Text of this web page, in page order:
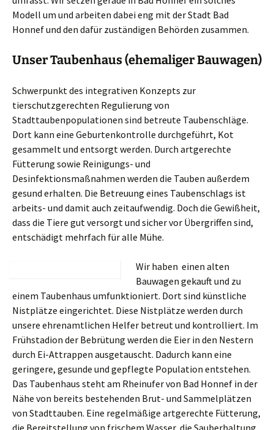
Modell um und arbeiten dabei eng mit der Stadt Bad
Honnef und den dafür zuständigen Behörden zusammen.
Unser Taubenhaus (ehemaliger Bauwagen)
Schwerpunkt des integrativen Konzepts zur
tierschutzgerechten Regulierung von
Stadttaubenpopulationen sind betreute Taubenschläge.
Dort kann eine Geburtenkontrolle durchgeführt, Kot
gesammelt und entsorgt werden. Durch artgerechte
Fütterung sowie Reinigungs- und
Desinfektionsmaßnahmen werden die Tauben außerdem
gesund erhalten. Die Betreuung eines Taubenschlags ist
arbeits- und damit auch zeitaufwendig. Doch die Gewißheit,
dass die Tiere gut versorgt und sicher vor Übergriffen sind,
entschädigt mehrfach für alle Mühe.
Wir haben einen alten
Bauwagen gekauft und zu
einem Taubenhaus umfunktioniert. Dort sind künstliche
Nistplätze eingerichtet. Diese Nistplätze werden durch
unsere ehrenamtlichen Helfer betreut und kontrolliert. Im
Frühstadion der Bebrütung werden die Eier in den Nestern
durch Ei-Attrappen ausgetauscht. Dadurch kann eine
geringere, gesunde und gepflegte Population entstehen.
Das Taubenhaus steht am Rheinufer von Bad Honnef in der
Nähe von bereits bestehenden Brut- und Sammelplätzen
von Stadttauben. Eine regelmäßige artgerechte Fütterung,
die Bereitstellung von frischem Wasser, die Sauberhaltung